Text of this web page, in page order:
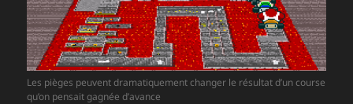
Les pièges peuvent dramatiquement changer le résultat d’un course
qu’on pensait gagnée d’avance